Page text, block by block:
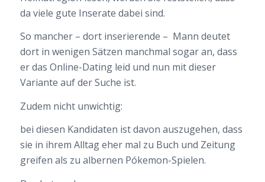
da viele gute Inserate dabei sind.
So mancher – dort inserierende – Mann deutet
dort in wenigen Sätzen manchmal sogar an, dass
er das Online-Dating leid und nun mit dieser
Variante auf der Suche ist.
Zudem nicht unwichtig:
bei diesen Kandidaten ist davon auszugehen, dass
sie in ihrem Alltag eher mal zu Buch und Zeitung
greifen als zu albernen Pókemon-Spielen.